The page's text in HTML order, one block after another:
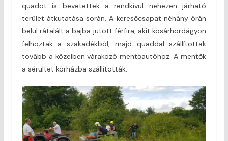
quadot is bevetettek a rendkívül nehezen járható
terület átkutatása során. A keresőcsapat néhány órán
belül rátalált a bajba jutott férfira, akit kosárhordágyon
felhoztak a szakadékból, majd quaddal szállítottak
tovább a közelben várakozó mentőautóhoz. A mentők
a sérültet kórházba szállították.